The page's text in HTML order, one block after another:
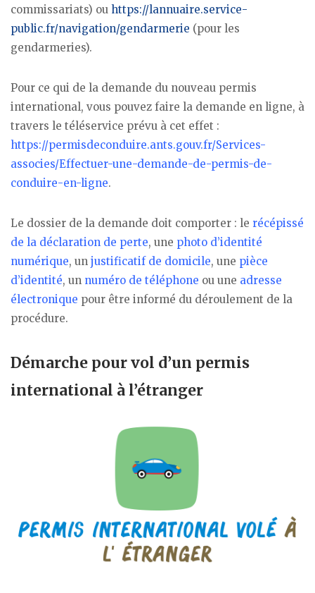
commissariats) ou https://lannuaire.service-
public.fr/navigation/gendarmerie (pour les
gendarmeries).
Pour ce qui de la demande du nouveau permis
international, vous pouvez faire la demande en ligne, à
travers le téléservice prévu à cet effet :
https://permisdeconduire.ants.gouv.fr/Services-
associes/Effectuer-une-demande-de-permis-de-
conduire-en-ligne.
Le dossier de la demande doit comporter : le récépissé
de la déclaration de perte, une photo d’identité
numérique, un justificatif de domicile, une pièce
d’identité, un numéro de téléphone ou une adresse
électronique pour être informé du déroulement de la
procédure.
Démarche pour vol d’un permis
international à l’étranger